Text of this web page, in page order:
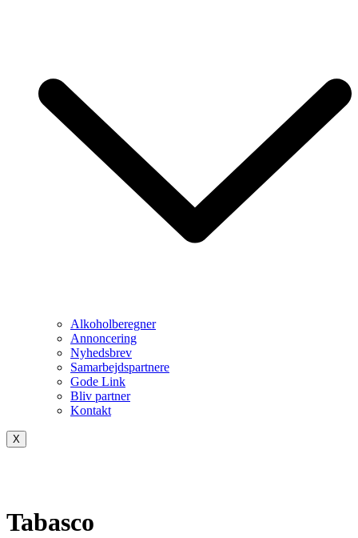
Alkoholberegner
Annoncering
Nyhedsbrev
Samarbejdspartnere
Gode Link
Bliv partner
Kontakt
X
Tabasco